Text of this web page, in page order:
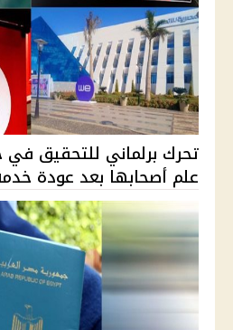
تحرك برلماني للتحقيق
علم أصحابها بعد عودة